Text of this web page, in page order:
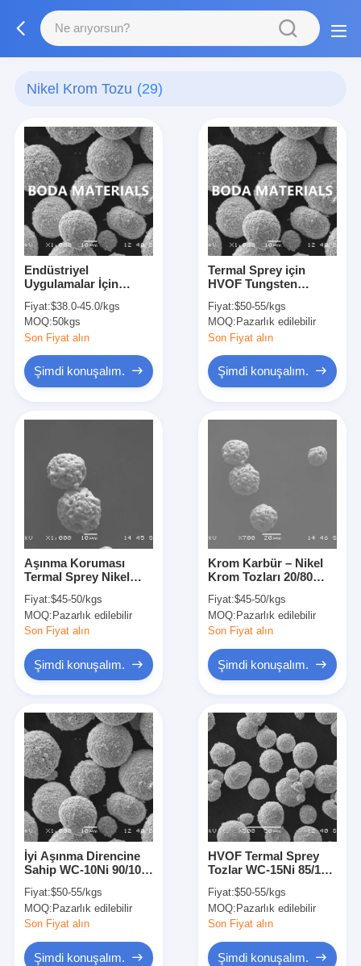
Nikel Krom Tozu (29)
Endüstriyel
Uygulamalar İçin
Cr3C2 Korozyon ve
Kullanım Direnci
Fiyat:$38.0-45.0/kgs
MOQ:50kgs
Son Fiyat alın
Şimdi konuşalım.
Termal Sprey için
HVOF Tungsten
Tozu WC-15Ni
Fiyat:$50-55/kgs
MOQ: Pazarlık edilebilir
Son Fiyat alın
Şimdi konuşalım.
Aşınma Koruması
Termal Sprey Nikel
Cr3C2 80/20
Fiyat:$45-50/kgs
MOQ:Pazarlık edilebilir
Son Fiyat alın
Şimdi konuşalım.
Krom Karbür – Nikel
Krom Tozları 20/80
Sinterlenmiş
Fiyat:$45-50/kgs
MOQ:Pazarlık edilebilir
Son Fiyat alın
Şimdi konuşalım.
İyi Aşınma Direncine
Sahip WC-10Ni 90/10
Toz
Fiyat:$50-55/kgs
MOQ:Pazarlık edilebilir
Son Fiyat alın
Şimdi konuşalım.
HVOF Termal Sprey
Tozlar WC-15Ni 85/15
Fiyat:$50-55/kgs
MOQ:Pazarlık edilebilir
Son Fiyat alın
Şimdi konuşalım.